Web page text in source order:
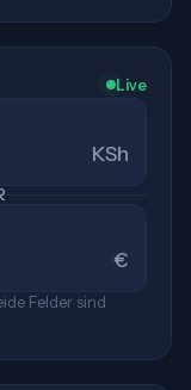
Live
KSh
€
Felder sind